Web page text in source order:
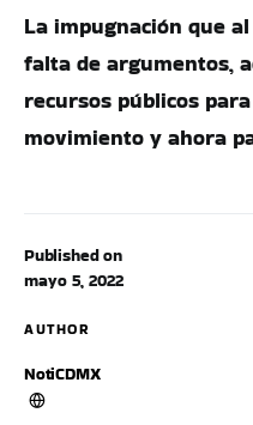
Published on
mayo 5, 2022
AUTHOR
NotiCDMX
La impugnación que
falta de argumentos,
recursos públicos
movimiento y ahora